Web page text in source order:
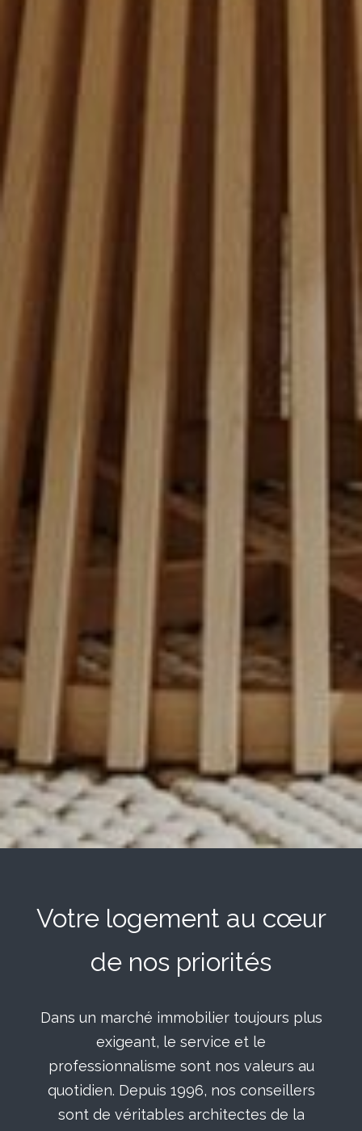
Votre logement au cœur
de nos priorités
Dans un marché immobilier toujours plus
exigeant, le service et le
professionnalisme sont nos valeurs au
quotidien. Depuis 1996, nos conseillers
sont de véritables architectes de la